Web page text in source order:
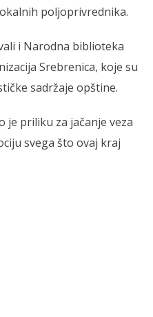
poljoprivrednika.
i Narodna biblioteka
Srebrenica, koje su
sadržaje opštine.
je priliku za jačanje veza
svega što ovaj kraj